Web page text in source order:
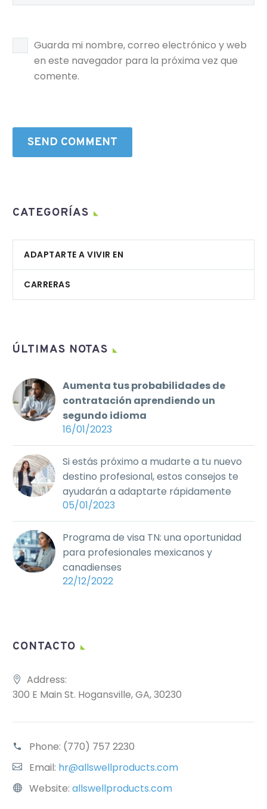
Guarda mi nombre, correo electrónico y web
en este navegador para la próxima vez que
comente.
SEND COMMENT
CATEGORÍAS
ADAPTARTE A VIVIR EN
CARRERAS
ÚLTIMAS NOTAS
Aumenta tus probabilidades de
contratación aprendiendo un
segundo idioma
16/01/2023
Si estás próximo a mudarte a tu nuevo
destino profesional, estos consejos te
ayudarán a adaptarte rápidamente
05/01/2023
Programa de visa TN: una oportunidad
para profesionales mexicanos y
canadienses
22/12/2022
CONTACTO
Address:
300 E Main St. Hogansville, GA, 30230
Phone: (770) 757 2230
Email: hr@allswellproducts.com
Website: allswellproducts.com